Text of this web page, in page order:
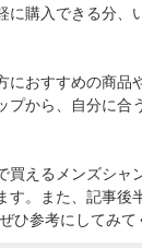
に購入できる分、
におすすめの商品
プから、自分に合
買えるメンズシャ
す。また、記事後
ひ参考にしてみて